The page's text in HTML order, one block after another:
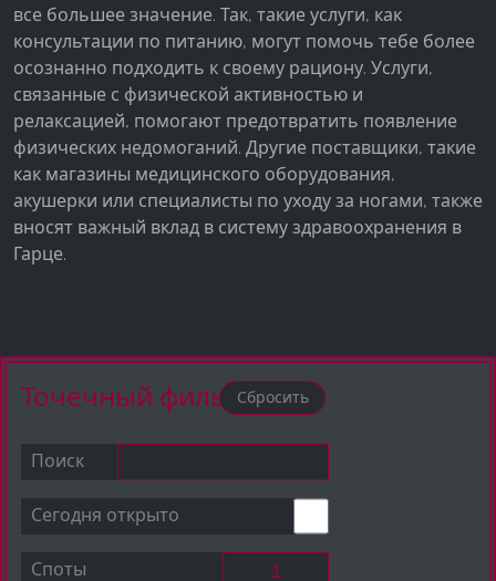
все большее значение. Так, такие услуги, как
консультации по питанию, могут помочь тебе более
осознанно подходить к своему рациону. Услуги,
связанные с физической активностью и
релаксацией, помогают предотвратить появление
физических недомоганий. Другие поставщики, такие
как магазины медицинского оборудования,
акушерки или специалисты по уходу за ногами, также
вносят важный вклад в систему здравоохранения в
Гарце.
Точечный фильтр
Поиск
Сегодня открыто
Споты